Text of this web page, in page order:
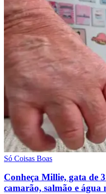
Só Coisas Boas
Conheça Millie, gata de
camarão, salmão e água